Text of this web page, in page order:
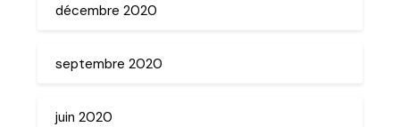
décembre 2020
septembre 2020
juin 2020